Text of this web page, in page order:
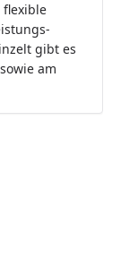
gibt es
am